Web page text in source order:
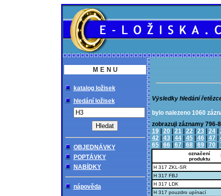
M E N U
katalog ložisek
hledání ložisek
OBJEDNÁVKY
POPTÁVKY
NABÍDKY
nápověda
Výsledky hledání
bylo nalezeno 1060
zobrazuji záznamy
19|20|21|22|23|24|
42|43|44|45|46|47|
65|66|67|68|69|70|
označení
produktu
H 317 ZKL-SR
H 317 FBJ
H 317 LDK
H 317 pouzdro upínací